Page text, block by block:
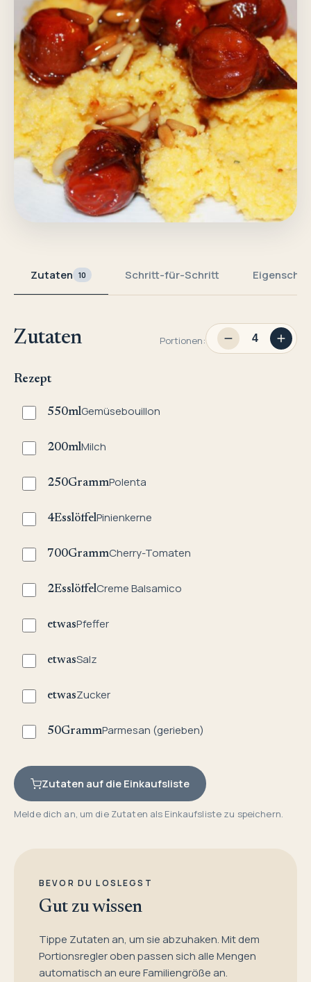
Zutaten 10 Schritt-für-Schritt
Zutaten Portionen:
Rezept
550mlGemüsebouillon
200mlMilch
250GrammPolenta
4EsslöffelPinienkerne
700GrammCherry-Tomaten
2EsslöffelCreme Balsamico
etwasPfeffer
etwasSalz
etwasZucker
50GrammParmesan (gerieben)
Zutaten auf die Einkaufsliste
Melde dich an, um die Zutaten als Einkaufsliste zu speichern.
BEVOR DU LOSLEGST
Gut zu wissen
Tippe Zutaten an, um sie abzuhaken. Mit dem
Portionsregler oben passen sich alle Mengen
automatisch an eure Familiengröße an.